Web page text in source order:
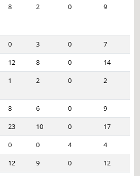
8 2 0 9
0 3 0
7
12 8 0
14
1 2 0 2
8 6 0
9
23 10 0
17
0 0 4
4
12 9 0
12